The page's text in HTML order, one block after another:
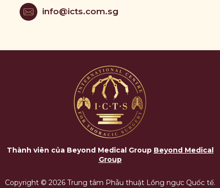
info@icts.com.sg
Thành viên của Beyond Medical Group Beyond Medical
Group
Copyright © 2026 Trung tâm Phẫu thuật Lồng ngực Quốc tế.